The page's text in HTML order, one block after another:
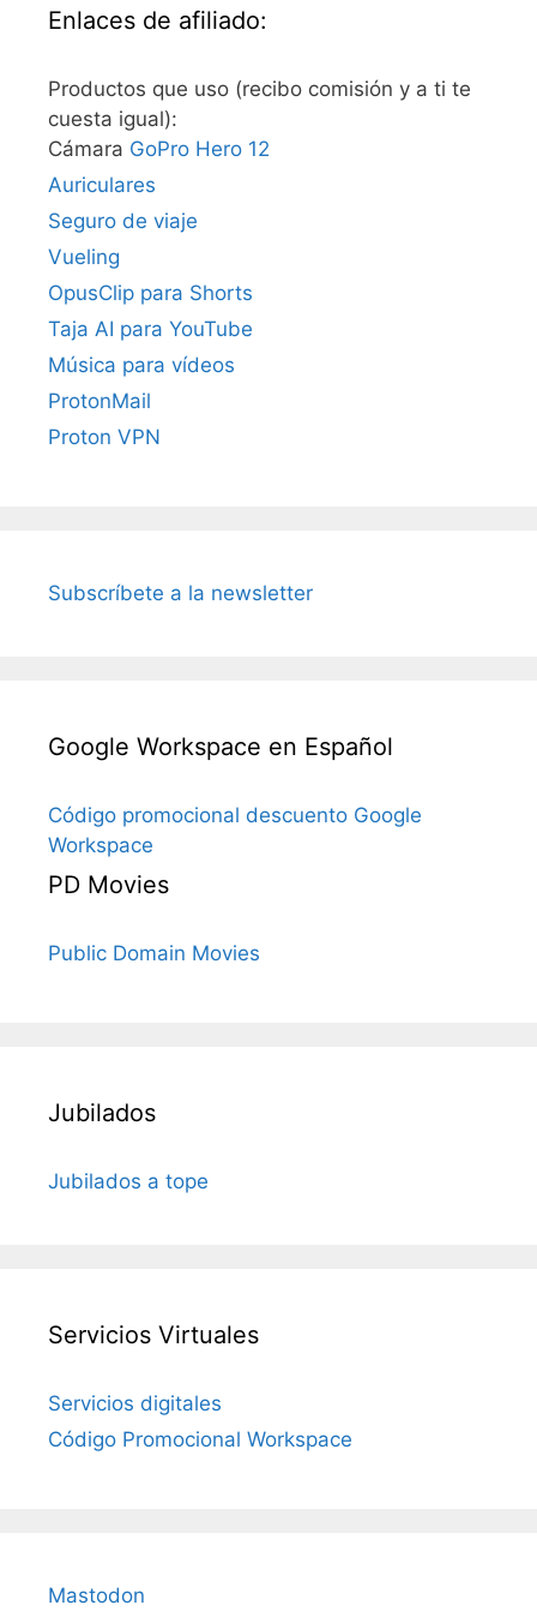
Enlaces de afiliado:
Productos que uso (recibo comisión y a ti te
cuesta igual):
Cámara GoPro Hero 12
Auriculares
Seguro de viaje
Vueling
OpusClip para Shorts
Taja AI para YouTube
Música para vídeos
ProtonMail
Proton VPN
Subscríbete a la newsletter
Google Workspace en Español
Código promocional descuento Google
Workspace
PD Movies
Public Domain Movies
Jubilados
Jubilados a tope
Servicios Virtuales
Servicios digitales
Código Promocional Workspace
Mastodon